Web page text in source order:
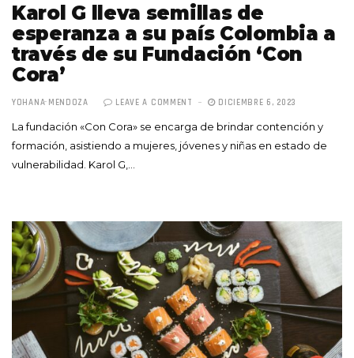
Karol G lleva semillas de
esperanza a su país Colombia a
través de su Fundación ‘Con
Cora’
YOHANA MENDOZA LEAVE A COMMENT DICIEMBRE 6, 2023
La fundación «Con Cora» se encarga de brindar contención y
formación, asistiendo a mujeres, jóvenes y niñas en estado de
vulnerabilidad. Karol G,…